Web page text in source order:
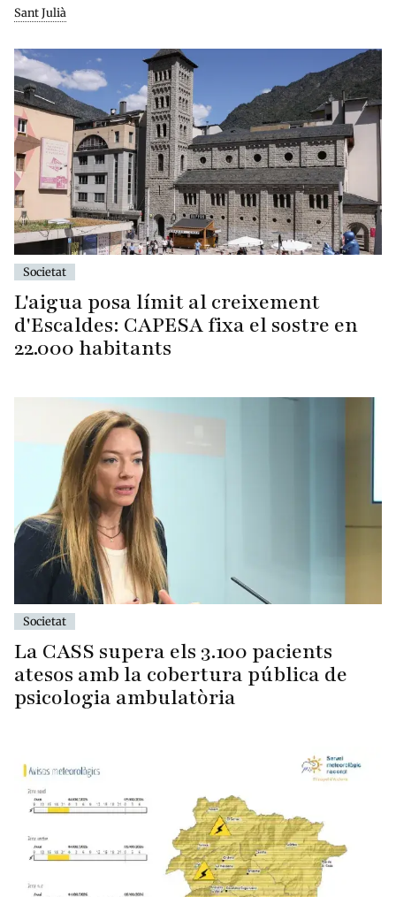
Sant Julià
Societat
L'aigua posa límit al creixement
d'Escaldes: CAPESA fixa el sostre en
22.000 habitants
Societat
La CASS supera els 3.100 pacients
atesos amb la cobertura pública de
psicologia ambulatòria